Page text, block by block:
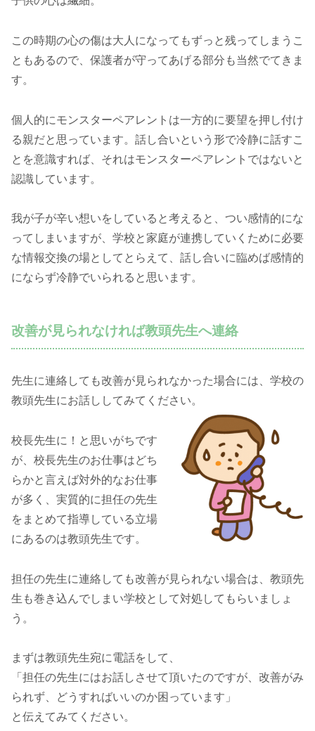
この時期の心の傷は大人になってもずっと残ってしまうこ
ともあるので、保護者が守ってあげる部分も当然でてきま
す。
個人的にモンスターペアレントは一方的に要望を押し付け
る親だと思っています。話し合いという形で冷静に話すこ
とを意識すれば、それはモンスターペアレントではないと
認識しています。
我が子が辛い想いをしていると考えると、つい感情的にな
ってしまいますが、学校と家庭が連携していくために必要
な情報交換の場としてとらえて、話し合いに臨めば感情的
にならず冷静でいられると思います。
改善が見られなければ教頭先生へ連絡
先生に連絡しても改善が見られなかった場合には、学校の
教頭先生にお話ししてみてください。
校長先生に！と思いがちです
が、校長先生のお仕事はどち
らかと言えば対外的なお仕事
が多く、実質的に担任の先生
をまとめて指導している立場
にあるのは教頭先生です。
担任の先生に連絡しても改善が見られない場合は、教頭先
生も巻き込んでしまい学校として対処してもらいましょ
う。
まずは教頭先生宛に電話をして、
「担任の先生にはお話しさせて頂いたのですが、改善がみ
られず、どうすればいいのか困っています」
と伝えてみてください。